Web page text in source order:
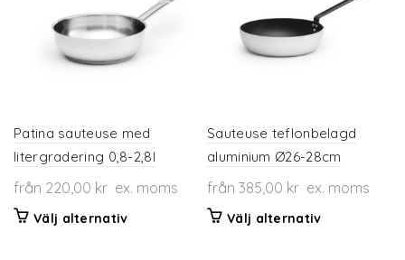
olika
alternativen
väljas
De
olika
produktsidan
Patina sauteuse med
litergradering 0,8-2,8l
från 220,00 kr ex. moms
Välj alternativDen
Sauteuse teflonbelagd
aluminium Ø26-28cm
från 385,00 kr ex. moms
Välj alternativDen